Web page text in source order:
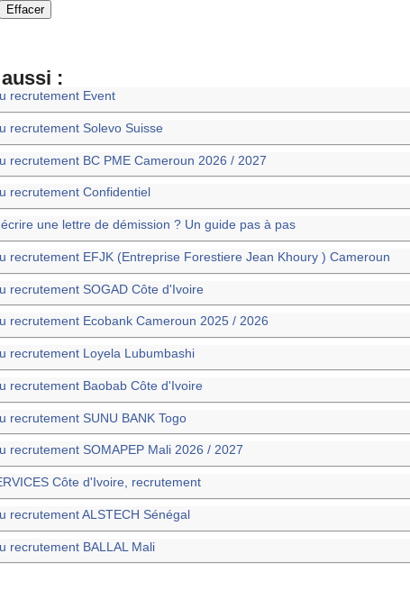
:
recrutement Event
recrutement Solevo Suisse
recrutement BC PME Cameroun 2026 / 2027
recrutement Confidentiel
une lettre de démission ? Un guide pas à pas
recrutement EFJK (Entreprise Forestiere Jean Khoury ) Cameroun
recrutement SOGAD Côte d'Ivoire
recrutement Ecobank Cameroun 2025 / 2026
recrutement Loyela Lubumbashi
recrutement Baobab Côte d'Ivoire
recrutement SUNU BANK Togo
recrutement SOMAPEP Mali 2026 / 2027
Côte d'Ivoire, recrutement
recrutement ALSTECH Sénégal
recrutement BALLAL Mali